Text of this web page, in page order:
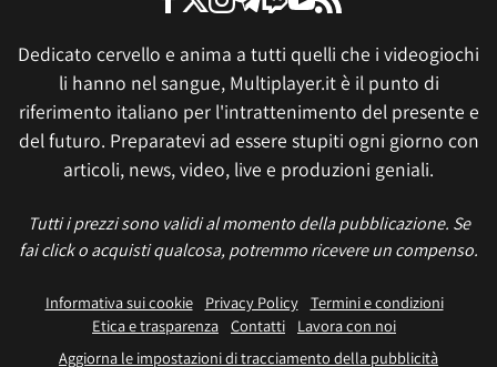
Dedicato cervello e anima a tutti quelli che i videogiochi
li hanno nel sangue, Multiplayer.it è il punto di
riferimento italiano per l'intrattenimento del presente e
del futuro. Preparatevi ad essere stupiti ogni giorno con
articoli, news, video, live e produzioni geniali.
Tutti i prezzi sono validi al momento della pubblicazione. Se
fai click o acquisti qualcosa, potremmo ricevere un compenso.
Informativa sui cookie Privacy Policy
Termini e condizioni
Etica e trasparenza Contatti
Lavora con noi
Aggiorna le impostazioni di tracciamento della pubblicità